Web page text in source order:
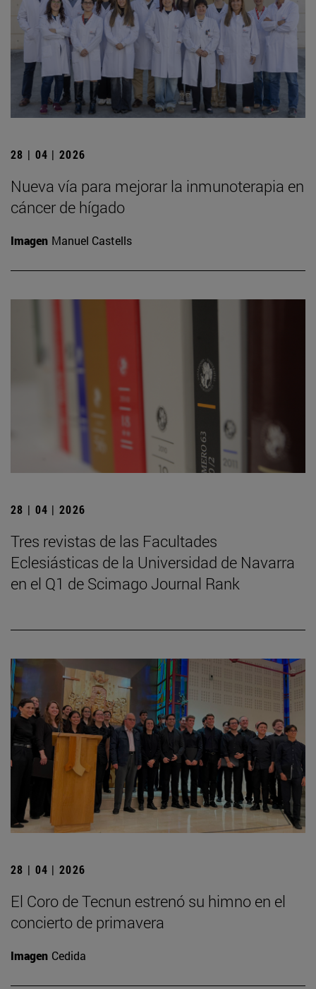
28 | 04 | 2026
Nueva vía para mejorar la inmunoterapia en
cáncer de hígado
Imagen Manuel Castells
28 | 04 | 2026
Tres revistas de las Facultades
Eclesiásticas de la Universidad de Navarra
en el Q1 de Scimago Journal Rank
28 | 04 | 2026
El Coro de Tecnun estrenó su himno en el
concierto de primavera
Imagen Cedida